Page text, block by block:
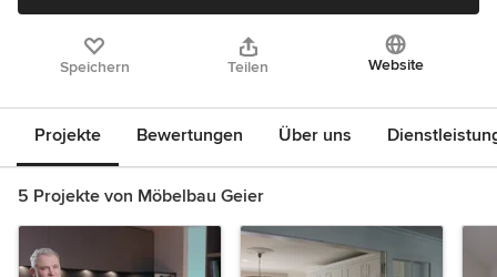
Speichern Teilen Website
Projekte Bewertungen Über uns
5 Projekte von Möbelbau Geier